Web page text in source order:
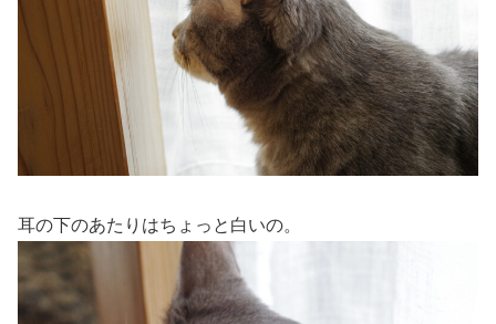
耳の下のあたりはちょっと白いの。